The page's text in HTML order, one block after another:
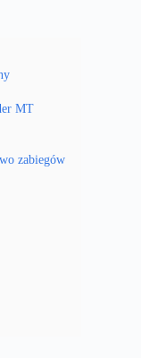
MT
zabiegów